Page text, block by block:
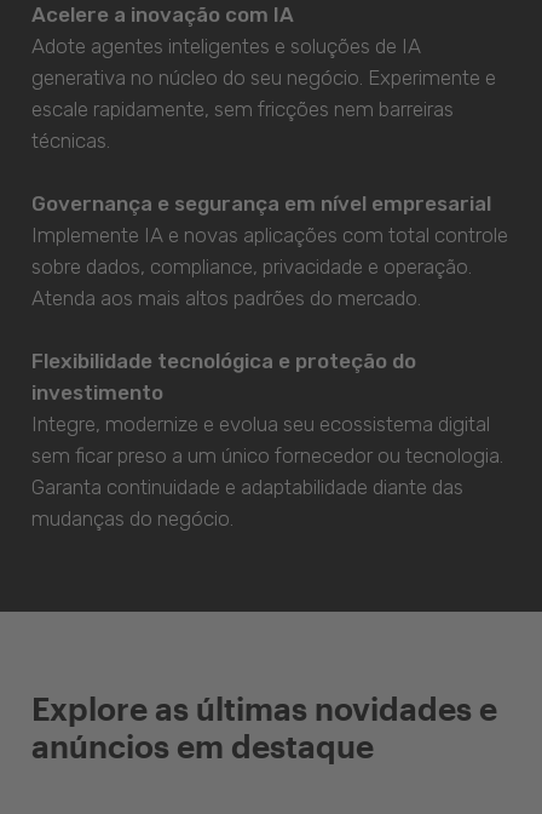
Acelere a inovação com IA
Adote agentes inteligentes e soluções de IA
generativa no núcleo do seu negócio. Experimente e
escale rapidamente, sem fricções nem barreiras
técnicas.
Governança e segurança em nível empresarial
Implemente IA e novas aplicações com total controle
sobre dados, compliance, privacidade e operação.
Atenda aos mais altos padrões do mercado.
Flexibilidade tecnológica e proteção do
investimento
Integre, modernize e evolua seu ecossistema digital
sem ficar preso a um único fornecedor ou tecnologia.
Garanta continuidade e adaptabilidade diante das
mudanças do negócio.
Explore as últimas novidades e
anúncios em destaque